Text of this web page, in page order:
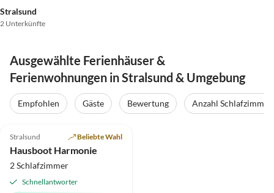
Stralsund
2 Unterkünfte
Ausgewählte Ferienhäuser &
Ferienwohnungen in Stralsund & Umgebung
Empfohlen Gäste Bewertung Anzahl Schlafzimmer
Top-Inserat
Stralsund Beliebte Wahl
Hausboot Harmonie
2 Schlafzimmer
Schnellantworter